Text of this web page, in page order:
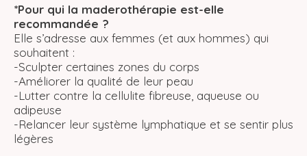
*Pour qui la maderothérapie est-elle
recommandée ?
Elle s’adresse aux femmes (et aux hommes) qui
souhaitent :
-Sculpter certaines zones du corps
-Améliorer la qualité de leur peau
-Lutter contre la cellulite fibreuse, aqueuse ou
adipeuse
-Relancer leur système lymphatique et se sentir plus
légères